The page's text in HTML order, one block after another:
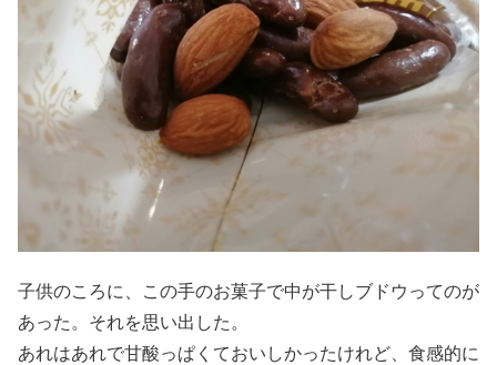
子供のころに、この手のお菓子で中が干しブドウってのが
あった。それを思い出した。
あれはあれで甘酸っぱくておいしかったけれど、食感的に